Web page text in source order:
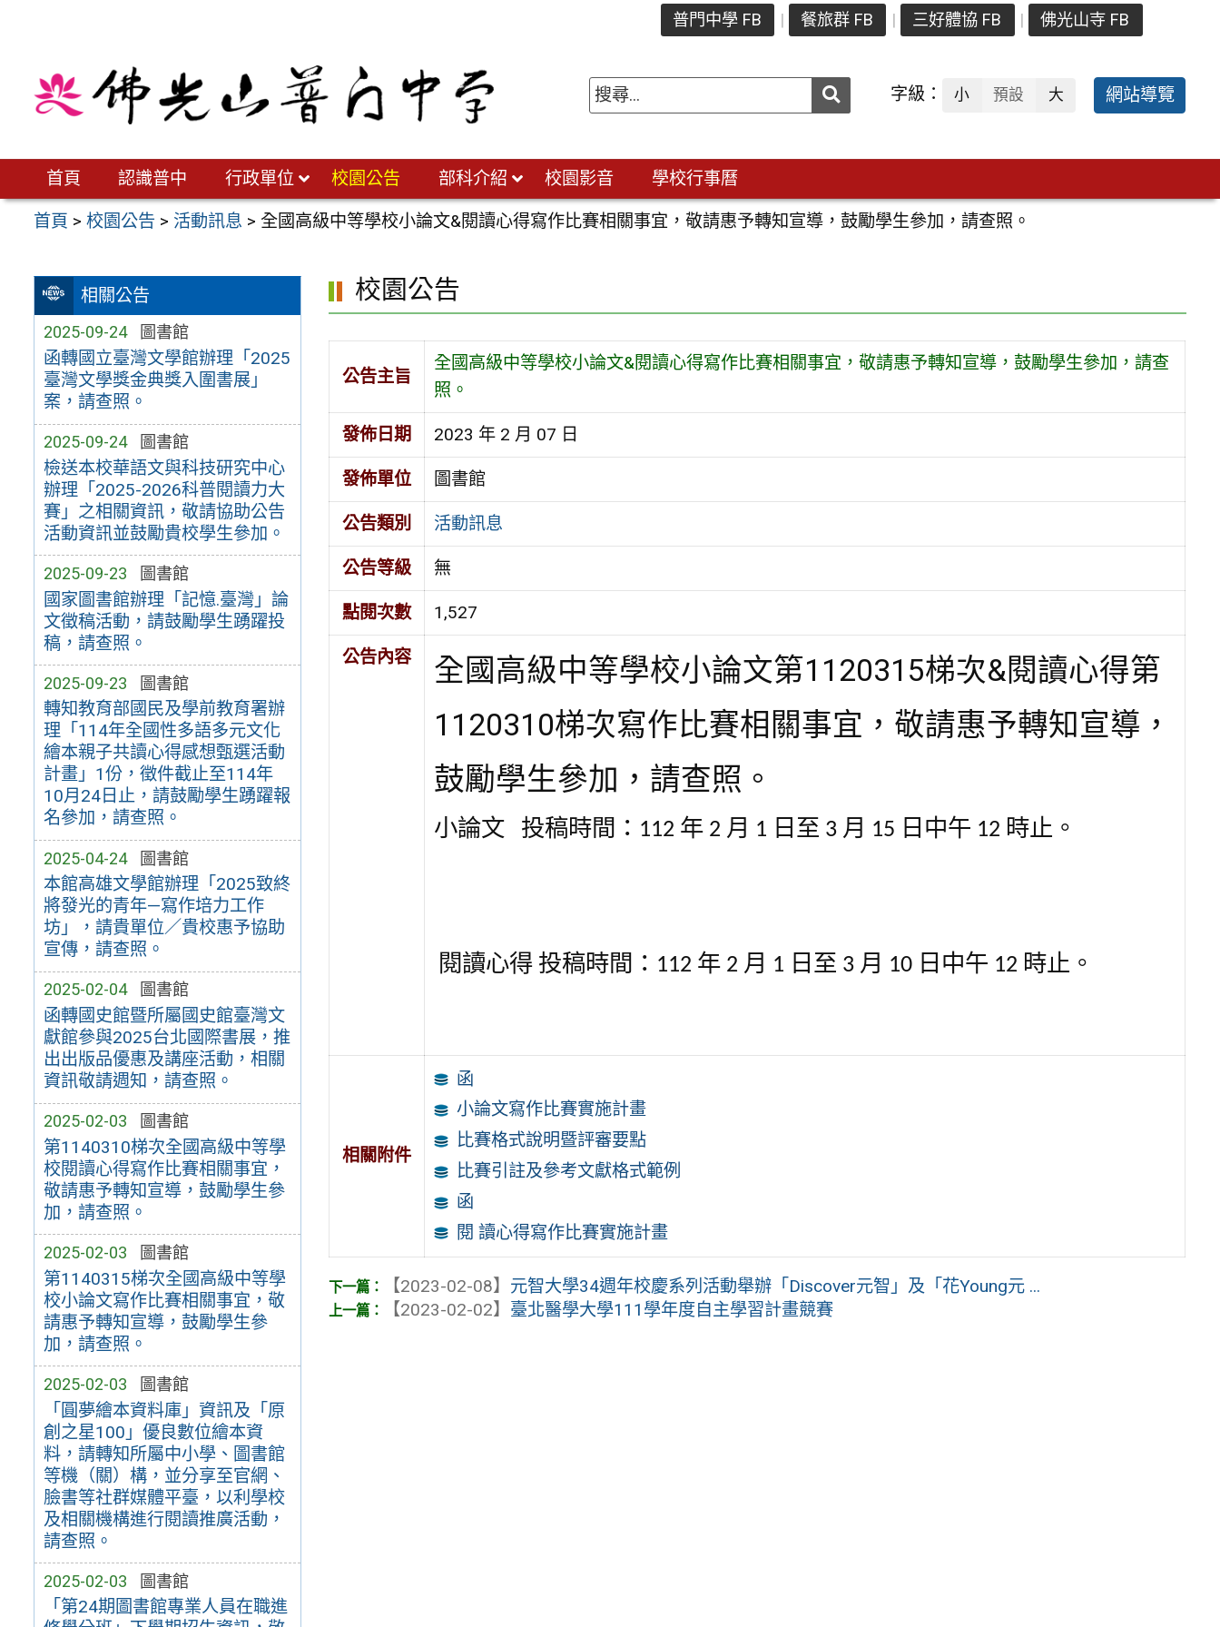
普門中學 FB 餐旅群 FB 三好體協 FB 佛光山寺 FB
送出 字級： 小 預設 大 網站導覽
首頁 認識普中 行政單位 校園公告 部科介紹 校園影音 學校行事曆
首頁 >校園公告 > 活動訊息 > 全國高級中等學校小論文&閱讀心得寫作比賽相關事宜，敬請惠予轉知宣導，鼓勵學生參加，請查照。
相關公告
2025-09-24 圖書館
函轉國立臺灣文學館辦理「2025
臺灣文學獎金典獎入圍書展」
案，請查照。
2025-09-24 圖書館
檢送本校華語文與科技研究中心
辦理「2025-2026科普閱讀力大
賽」之相關資訊，敬請協助公告
活動資訊並鼓勵貴校學生參加。
2025-09-23 圖書館
國家圖書館辦理「記憶.臺灣」論
文徵稿活動，請鼓勵學生踴躍投
稿，請查照。
2025-09-23 圖書館
轉知教育部國民及學前教育署辦
理「114年全國性多語多元文化
繪本親子共讀心得感想甄選活動
計畫」1份，徵件截止至114年
10月24日止，請鼓勵學生踴躍報
名參加，請查照。
2025-04-24 圖書館
本館高雄文學館辦理「2025致終
將發光的青年—寫作培力工作
坊」，請貴單位／貴校惠予協助
宣傳，請查照。
2025-02-04 圖書館
函轉國史館暨所屬國史館臺灣文
獻館參與2025台北國際書展，推
出出版品優惠及講座活動，相關
資訊敬請週知，請查照。
2025-02-03 圖書館
第1140310梯次全國高級中等學
校閱讀心得寫作比賽相關事宜，
敬請惠予轉知宣導，鼓勵學生參
加，請查照。
2025-02-03 圖書館
第1140315梯次全國高級中等學
校小論文寫作比賽相關事宜，敬
請惠予轉知宣導，鼓勵學生參
加，請查照。
2025-02-03 圖書館
「圓夢繪本資料庫」資訊及「原
創之星100」優良數位繪本資
料，請轉知所屬中小學、圖書館
等機（關）構，並分享至官網、
臉書等社群媒體平臺，以利學校
及相關機構進行閱讀推廣活動，
請查照。
2025-02-03 圖書館
「第24期圖書館專業人員在職進
校園公告
公告主旨
全國高級中等學校小論文&閱讀心得寫作比賽相關事宜，敬請惠予轉知宣導，鼓勵學生參加，請查
照。
發佈日期 2023 年 2 月 07 日
發佈單位 圖書館
公告類別 活動訊息
公告等級 無
點閱次數 1,527
公告內容
全國高級中等學校小論文第1120315梯次&閱讀心得第
1120310梯次寫作比賽相關事宜，敬請惠予轉知宣導，
鼓勵學生參加，請查照。
小論文 投稿時間： 112 年2 月 1 日至 3 月 15 日中午 12 時止。
閱讀心得 投稿時間： 112 年2 月 1 日至 3 月 10 日中午 12 時止。
相關附件
函
小論文寫作比賽實施計畫
比賽格式說明暨評審要點
比賽引註及參考文獻格式範例
函
閱 讀心得寫作比賽實施計畫
【2023-02-08】 元智大學34週年校慶系列活動舉辦「Discover元智」及「花Young元 ...
【2023-02-02】 臺北醫學大學111學年度自主學習計畫競賽